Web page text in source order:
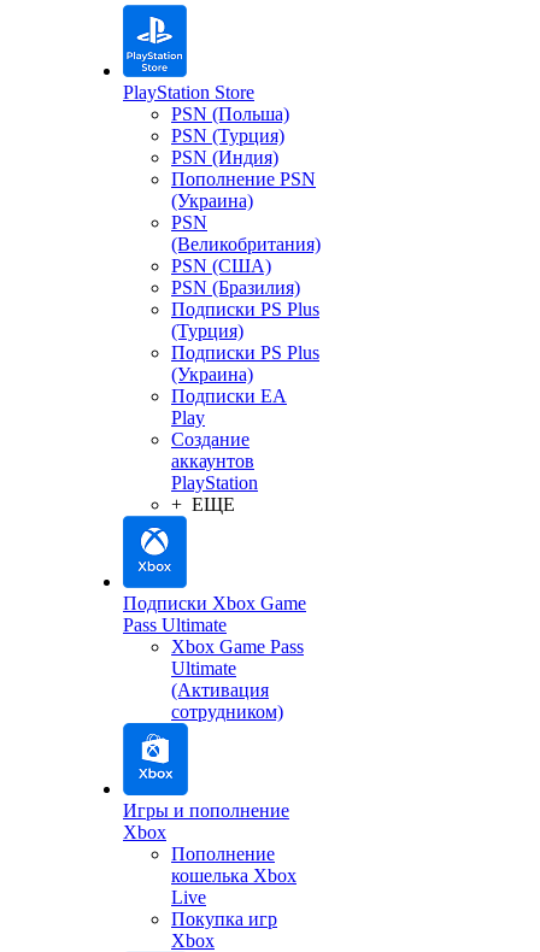
PlayStation Store
PSN (Польша)
PSN (Турция)
PSN (Индия)
Пополнение PSN
(Украина)
PSN
(Великобритания)
PSN (США)
PSN (Бразилия)
Подписки PS Plus
(Турция)
Подписки PS Plus
(Украина)
Подписки EA
Play
Создание
аккаунтов
PlayStation
+ ЕЩЕ
Подписки Xbox Game
Pass Ultimate
Xbox Game Pass
Ultimate
(Активация
сотрудником)
Игры и пополнение
Xbox
Пополнение
кошелька Xbox
Live
Покупка игр
Xbox